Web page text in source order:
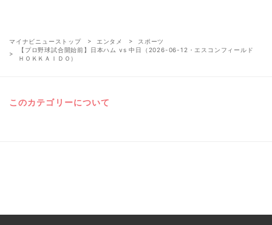
マイナビニューストップ エンタメ
スポーツ
【プロ野球試合開始前】日本ハム vs 中日（2026-06-12・エスコンフィールド
ＨＯＫＫＡＩＤＯ）
このカテゴリーについて